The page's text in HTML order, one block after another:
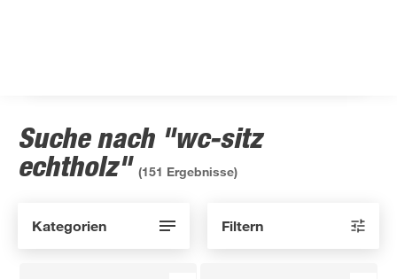
Suche nach "wc-sitz
echtholz" (151 Ergebnisse)
Kategorien Filtern